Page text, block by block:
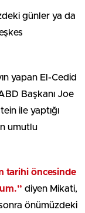
günler ya da
yapan El-Cedid
Başkanı Joe
ile yaptığı
umutlu
tarihi öncesinde
diyen Mikati,
önümüzdeki